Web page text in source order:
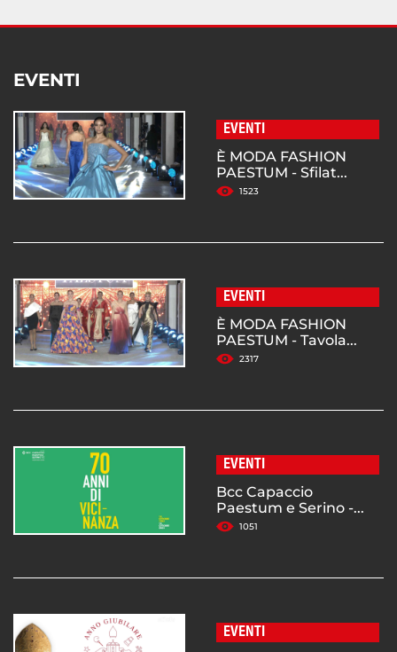
EVENTI
EVENTI
È MODA FASHION
PAESTUM - Sfilat...
1523
EVENTI
È MODA FASHION
PAESTUM - Tavola...
2317
EVENTI
Bcc Capaccio
Paestum e Serino -...
1051
EVENTI